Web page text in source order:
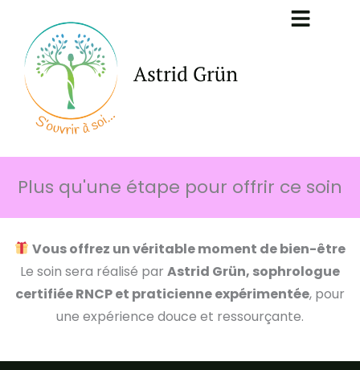
contenu
Plus qu'une étape pour offrir ce soin
Vous offrez un véritable moment de bien-être
Le soin sera réalisé par Astrid Grün, sophrologue
certifiée RNCP et praticienne expérimentée, pour
une expérience douce et ressourçante.